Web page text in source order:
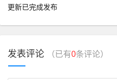
更新已完成发布
发表评论 （已有0条评论）